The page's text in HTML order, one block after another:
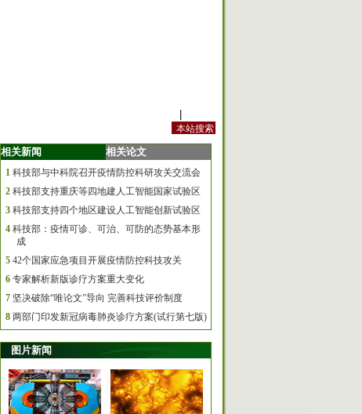
相关新闻 相关论文
1 科技部与中科院召开疫情防控科研攻关交流会
2 科技部支持重庆等四地建人工智能国家试验区
3 科技部支持四个地区建设人工智能创新试验区
4 科技部：疫情可诊、可治、可防的态势基本形
成
5 42个国家应急项目开展疫情防控科技攻关
6 专家解析新版诊疗方案重大变化
7 坚决破除“唯论文”导向 完善科技评价制度
8 两部门印发新冠病毒肺炎诊疗方案(试行第七版)
图片新闻